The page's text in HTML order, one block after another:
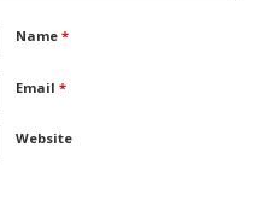
Name *
Email *
Website